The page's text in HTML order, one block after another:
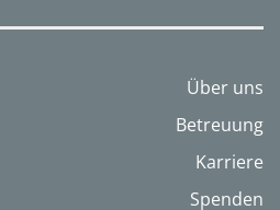
Über uns
Betreuung
Karriere
Spenden